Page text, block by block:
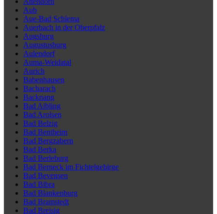
Aub
Aue-Bad Schlema
Auerbach in der Oberpfalz
Augsburg
Augustusburg
Aulendorf
Auma-Weidatal
Aurich
Babenhausen
Bacharach
Backnang
Bad Aibling
Bad Arolsen
Bad Belzig
Bad Bentheim
Bad Bergzabern
Bad Berka
Bad Berleburg
Bad Berneck im Fichtelgebirge
Bad Bevensen
Bad Bibra
Bad Blankenburg
Bad Bramstedt
Bad Breisig